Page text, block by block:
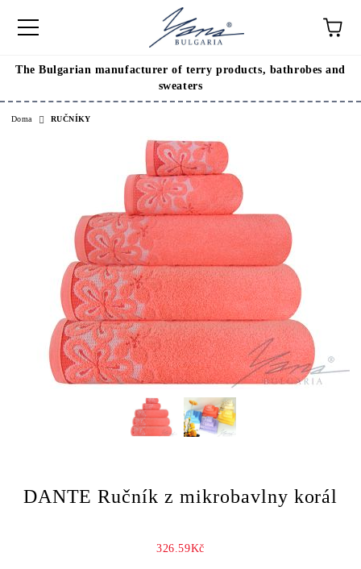
The Bulgarian manufacturer of terry products, bathrobes and
sweaters
Doma RUČNÍKY
DANTE Ručník z mikrobavlny korál
326.59Kč